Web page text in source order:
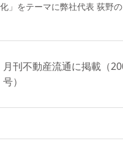
」をテーマに弊社代表 荻野
月刊不動産流通に掲載（
号）